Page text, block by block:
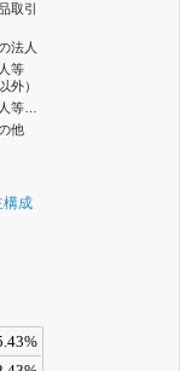
取引
法人
等
外）
等…
他
構成